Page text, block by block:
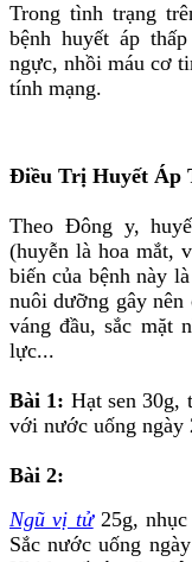
Trong tình trạng
bệnh huyết áp
ngực, nhồi máu cơ
tính mạng.
Điều Trị Huyết Áp
Theo Đông y,
(huyễn là hoa mắt,
biến của bệnh này
nuôi dưỡng gây nên
váng đầu, sắc mặt
lực...
Bài 1: Hạt sen 30g,
với nước uống ngày
Bài 2:
Ngũ vị tử 25g,
Sắc nước uống